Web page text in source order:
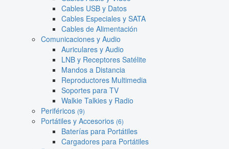
Cables USB y Datos
Cables Especiales y SATA
Cables de Alimentación
Comunicaciones y Audio
Auriculares y Audio
LNB y Receptores Satélite
Mandos a Distancia
Reproductores Multimedia
Soportes para TV
Walkie Talkies y Radio
Periféricos (9)
Portátiles y Accesorios (6)
Baterías para Portátiles
Cargadores para Portátiles